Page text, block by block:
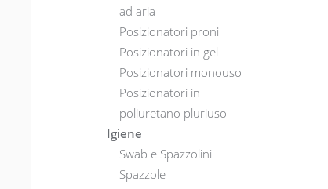
ad aria
Posizionatori proni
Posizionatori in gel
Posizionatori monouso
Posizionatori in
poliuretano pluriuso
Igiene
Swab e Spazzolini
Spazzole